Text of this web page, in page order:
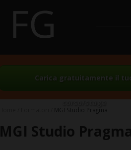
Carica gratuitamente il
corso/stage
MGI Studio Pragma
MGI Studio